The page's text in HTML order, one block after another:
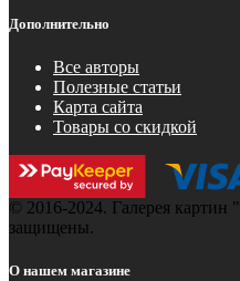
Дополнительно
Все авторы
Полезные статьи
Карта сайта
Товары со скидкой
© 2016-2024. Галерея картин
защищены.
О нашем магазине